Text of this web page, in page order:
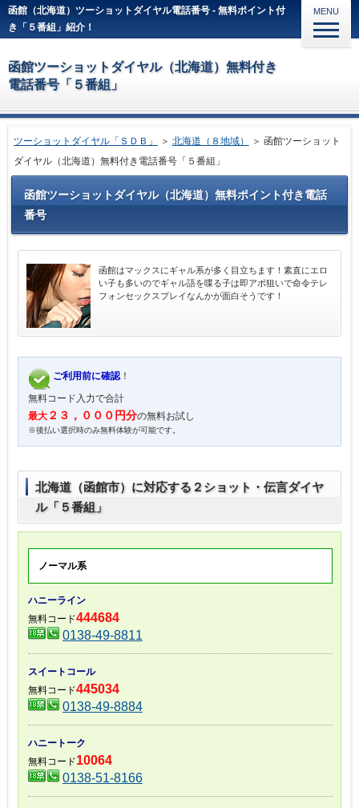
函館（北海道）ツーショットダイヤル電話番号 - 無料ポイント付
き「５番組」紹介！
函館ツーショットダイヤル（北海道）無料付き
電話番号「５番組」
MENU
ツーショットダイヤル「ＳＤＢ」 ＞ 北海道（８地域）
＞ 函館ツーショット
ダイヤル（北海道）無料付き電話番号「５番組」
函館ツーショットダイヤル（北海道）無料ポイント付き電話
番号
函館はマックスにギャル系が多く目立ちます！素直にエロ
い子も多いのでギャル語を喋る子は即アポ狙いで命令テレ
フォンセックスプレイなんかが面白そうです！
ご利用前に確認！
無料コード入力で合計
最大２３，０００円分の無料お試し
※後払い選択時のみ無料体験が可能です。
北海道（函館市）に対応する２ショット・伝言ダイヤ
ル「５番組」
ノーマル系
ハニーライン
無料コード444684
0138-49-8811
スイートコール
無料コード445034
0138-49-8884
ハニートーク
無料コード10064
0138-51-8166